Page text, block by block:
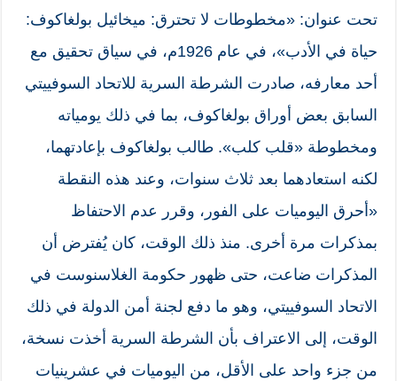
تحت عنوان: «مخطوطات لا تحترق: ميخائيل بولغاكوف:
حياة في الأدب»، في عام 1926م، في سياق تحقيق مع
أحد معارفه، صادرت الشرطة السرية للاتحاد السوفييتي
السابق بعض أوراق بولغاكوف، بما في ذلك يومياته
ومخطوطة «قلب كلب». طالب بولغاكوف بإعادتهما،
لكنه استعادهما بعد ثلاث سنوات، وعند هذه النقطة
«أحرق اليوميات على الفور، وقرر عدم الاحتفاظ
بمذكرات مرة أخرى. منذ ذلك الوقت، كان يُفترض أن
المذكرات ضاعت، حتى ظهور حكومة الغلاسنوست في
الاتحاد السوفييتي، وهو ما دفع لجنة أمن الدولة في ذلك
الوقت، إلى الاعتراف بأن الشرطة السرية أخذت نسخة،
من جزء واحد على الأقل، من اليوميات في عشرينيات